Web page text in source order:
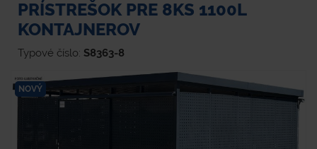
PRÍSTREŠOK PRE 8KS 1100L
KONTAJNEROV
Typové číslo: S8363-8
NOVÝ